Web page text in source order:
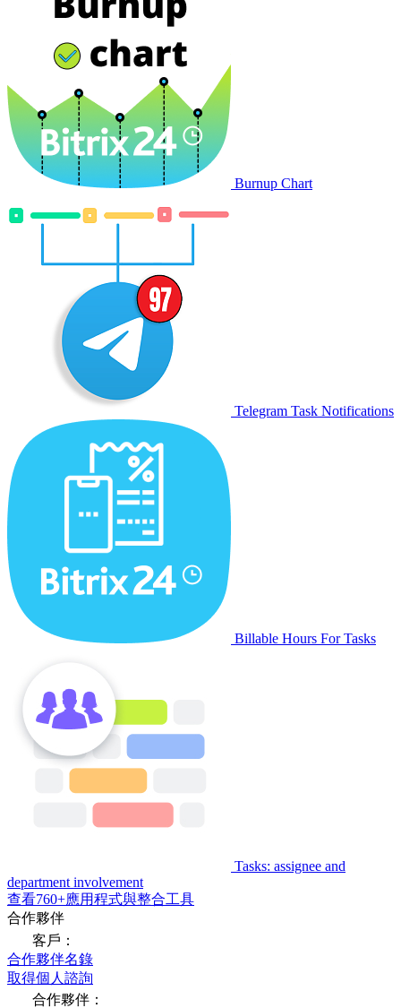
Burnup Chart
Telegram Task Notifications
Billable Hours For Tasks
Tasks: assignee and
department involvement
查看760+應用程式與整合工具
合作夥伴
客戶：
合作夥伴名錄
取得個人諮詢
合作夥伴：